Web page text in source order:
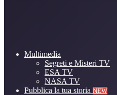
Multimedia
Segreti e Misteri TV
ESA TV
NASA TV
Pubblica la tua storia NEW